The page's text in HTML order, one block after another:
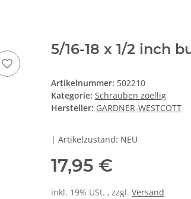
5/16-18 x 1/2 inch
Artikelnummer: 502210
Kategorie: Schrauben zoellig
Hersteller: GARDNER-WESTCOTT
| Artikelzustand: NEU
17,95 €
inkl. 19% USt. , zzgl. Versand